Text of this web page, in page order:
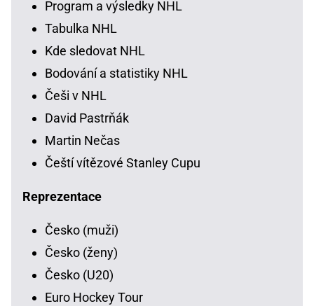
Program a výsledky NHL
Tabulka NHL
Kde sledovat NHL
Bodování a statistiky NHL
Češi v NHL
David Pastrňák
Martin Nečas
Čeští vítězové Stanley Cupu
Reprezentace
Česko (muži)
Česko (ženy)
Česko (U20)
Euro Hockey Tour